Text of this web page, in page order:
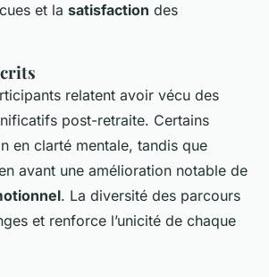
et la satisfaction des
relatent avoir vécu des
post-retraite. Certains
en clarté mentale, tandis que
avant une amélioration notable de
. La diversité des parcours
et renforce l’unicité de chaque